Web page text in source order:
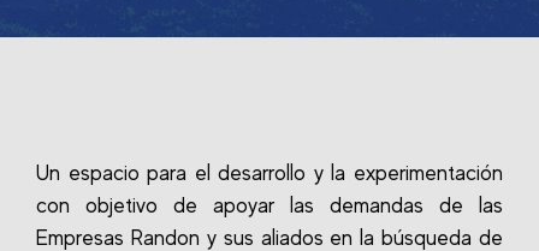
Un espacio para el desarrollo y la experimentación
con objetivo de apoyar las demandas de las
Empresas Randon y sus aliados en la búsqueda de